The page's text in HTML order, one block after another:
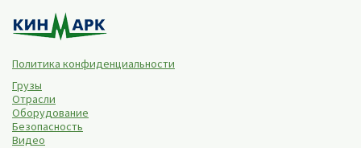
Политика конфиденциальности
Грузы
Отрасли
Оборудование
Безопасность
Видео